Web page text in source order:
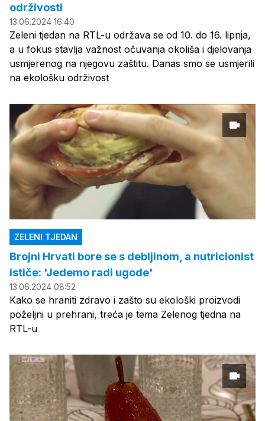
održivosti
13.06.2024 16:40
Zeleni tjedan na RTL-u održava se od 10. do 16. lipnja,
a u fokus stavlja važnost očuvanja okoliša i djelovanja
usmjerenog na njegovu zaštitu. Danas smo se usmjerili
na ekološku održivost
ZELENI TJEDAN
Brojni Hrvati bore se s debljinom, a nutricionist
ističe: 'Jedemo radi ugode'
13.06.2024 08:52
Kako se hraniti zdravo i zašto su ekološki proizvodi
poželjni u prehrani, treća je tema Zelenog tjedna na
RTL-u